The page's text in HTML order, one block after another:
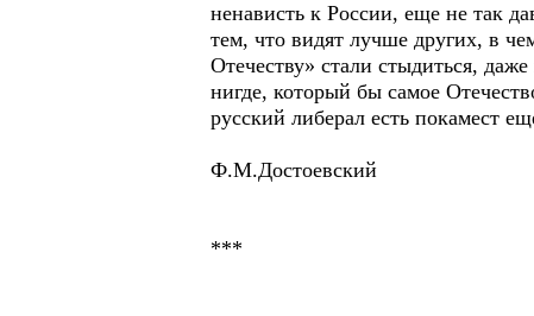
ненависть к России, еще не так
тем, что видят лучше других, в
Отечеству» стали стыдиться,
нигде, который бы самое
русский либерал есть покамест
Ф.М.Достоевский
***